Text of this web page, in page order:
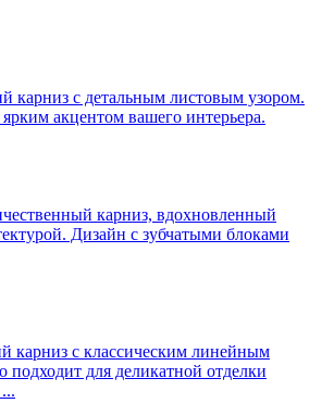
карниз с детальным листовым узором.
акцентом вашего интерьера.
карниз, вдохновленный
Дизайн с зубчатыми блоками
карниз с классическим линейным
подходит для деликатной отделки